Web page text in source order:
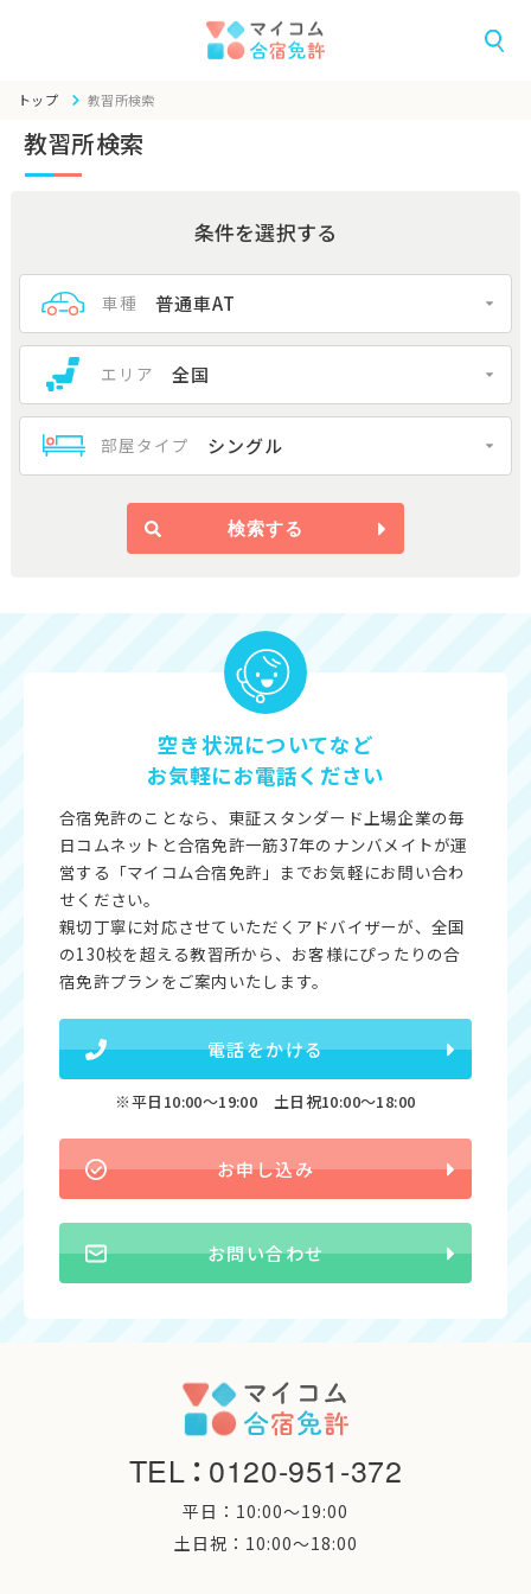
トップ 教習所検索
教習所検索
条件を選択する
車種 普通車AT
エリア 全国
部屋タイプ シングル
検索する
空き状況についてなど
お気軽にお電話ください
合宿免許のことなら、東証スタンダード上場企業の毎
日コムネットと合宿免許一筋37年のナンバメイトが運
営する「マイコム合宿免許」までお気軽にお問い合わ
せください。
親切丁寧に対応させていただくアドバイザーが、全国
の130校を超える教習所から、お客様にぴったりの合
宿免許プランをご案内いたします。
電話をかける
※平日10:00〜19:00 土日祝10:00〜18:00
お申し込み
お問い合わせ
TEL：0120-951-372
平日：10:00〜19:00
土日祝：10:00〜18:00